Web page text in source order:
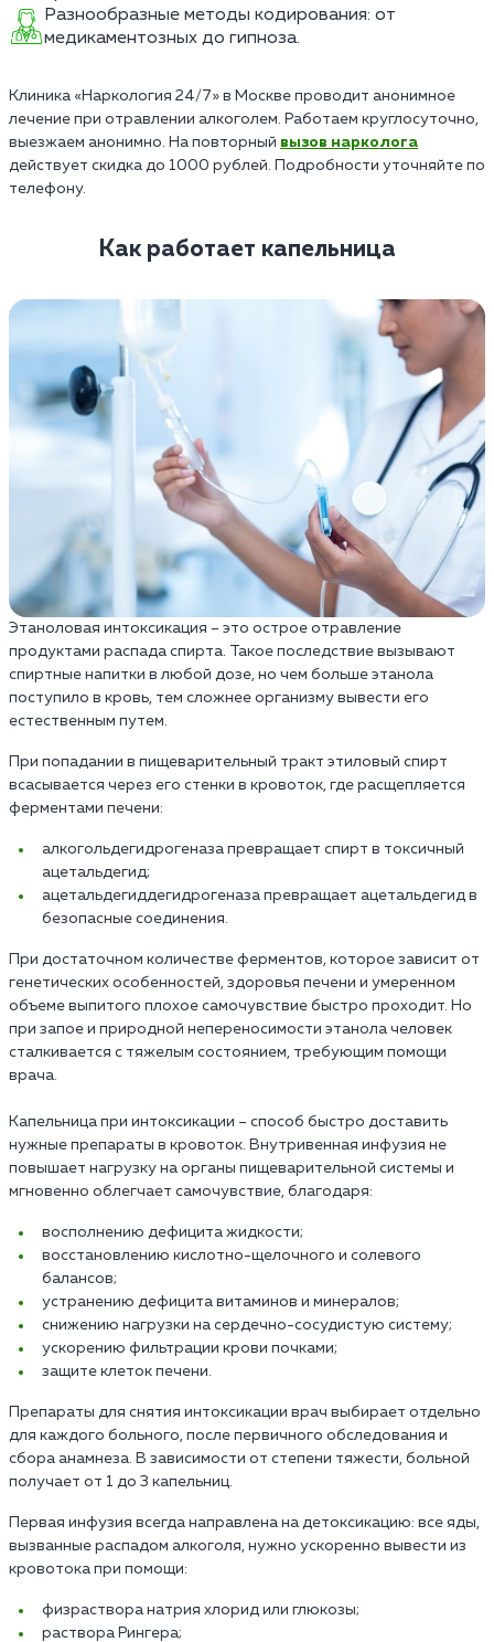
Разнообразные методы кодирования: от
медикаментозных до гипноза.
Клиника «Наркология 24/7» в Москве проводит анонимное
лечение при отравлении алкоголем. Работаем круглосуточно,
выезжаем анонимно. На повторный вызов нарколога
действует скидка до 1000 рублей. Подробности уточняйте по
телефону.
Как работает капельница
Этаноловая интоксикация – это острое отравление
продуктами распада спирта. Такое последствие вызывают
спиртные напитки в любой дозе, но чем больше этанола
поступило в кровь, тем сложнее организму вывести его
естественным путем.
При попадании в пищеварительный тракт этиловый спирт
всасывается через его стенки в кровоток, где расщепляется
ферментами печени:
алкогольдегидрогеназа превращает спирт в токсичный
ацетальдегид;
ацетальдегиддегидрогеназа превращает ацетальдегид в
безопасные соединения.
При достаточном количестве ферментов, которое зависит от
генетических особенностей, здоровья печени и умеренном
объеме выпитого плохое самочувствие быстро проходит. Но
при запое и природной непереносимости этанола человек
сталкивается с тяжелым состоянием, требующим помощи
врача.
Капельница при интоксикации – способ быстро доставить
нужные препараты в кровоток. Внутривенная инфузия не
повышает нагрузку на органы пищеварительной системы и
мгновенно облегчает самочувствие, благодаря:
восполнению дефицита жидкости;
восстановлению кислотно-щелочного и солевого
балансов;
устранению дефицита витаминов и минералов;
снижению нагрузки на сердечно-сосудистую систему;
ускорению фильтрации крови почками;
защите клеток печени.
Препараты для снятия интоксикации врач выбирает отдельно
для каждого больного, после первичного обследования и
сбора анамнеза. В зависимости от степени тяжести, больной
получает от 1 до 3 капельниц.
Первая инфузия всегда направлена на детоксикацию: все яды,
вызванные распадом алкоголя, нужно ускоренно вывести из
кровотока при помощи:
физраствора натрия хлорид или глюкозы;
раствора Рингера;